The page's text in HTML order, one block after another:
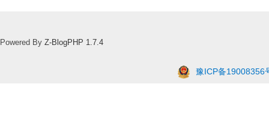
Powered By Z-BlogPHP 1.7.4
豫ICP备19008356